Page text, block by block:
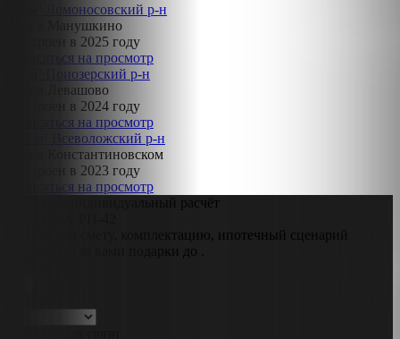
Ломоносовский р-н
Дом в Манушкино
Построен в 2025 году
Записаться на просмотр
Приозерский р-н
Дом в Левашово
Построен в 2024 году
Записаться на просмотр
Всеволожский р-н
Дом в Константиновском
Построен в 2023 году
Записаться на просмотр
Получите индивидуальный расчёт
Примеряем смету, комплектацию, ипотечный сценарий
и закрепим за вами подарки до